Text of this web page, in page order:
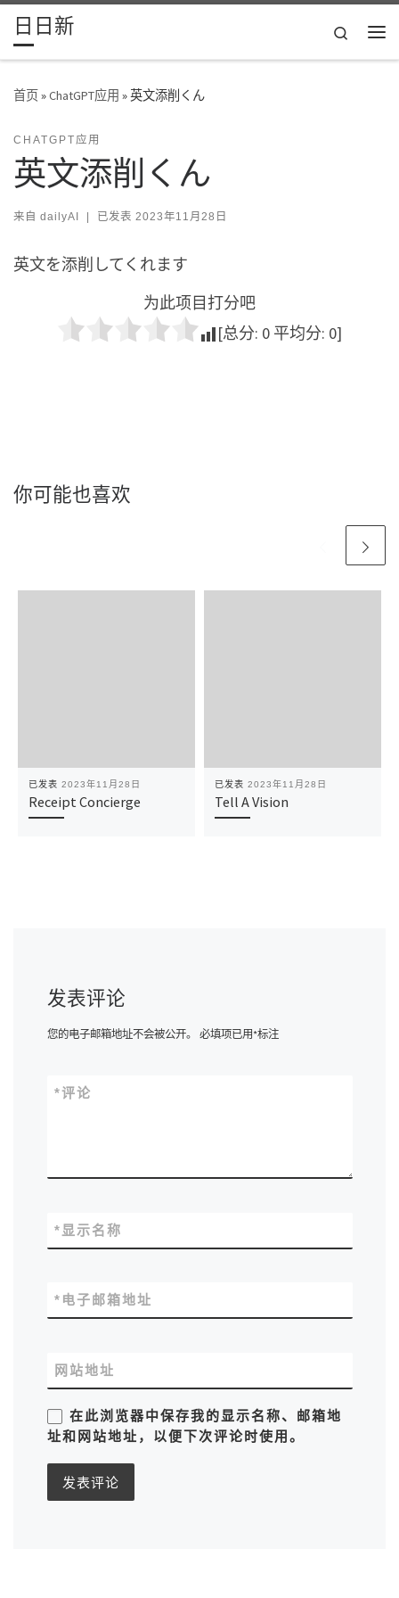
Skip to content
日日新
Search
首页»ChatGPT应用 »英文添削くん
CHATGPT应用
英文添削くん
来自 dailyAI | 已发表 2023年11月28日
英文を添削してくれます
为此项目打分吧
[总分: 0 平均分: 0]
你可能也喜欢
已发表 2023年11月28日
Receipt Concierge
已发表 2023年11月28日
Tell A Vision
发表评论
您的电子邮箱地址不会被公开。 必填项已用*标注
评论
*
显示名称
*
电子邮箱地址
*
网站地址
在此浏览器中保存我的显示名称、邮箱地
址和网站地址，以便下次评论时使用。